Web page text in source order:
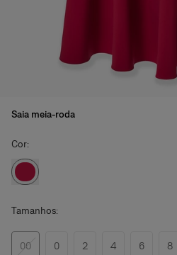
Saia meia-roda
Cor:
Tamanhos:
00 0 2 4 6 8